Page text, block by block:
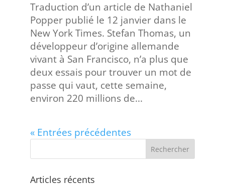
Traduction d’un article de Nathaniel
Popper publié le 12 janvier dans le
New York Times. Stefan Thomas, un
développeur d’origine allemande
vivant à San Francisco, n’a plus que
deux essais pour trouver un mot de
passe qui vaut, cette semaine,
environ 220 millions de...
« Entrées précédentes
Articles récents